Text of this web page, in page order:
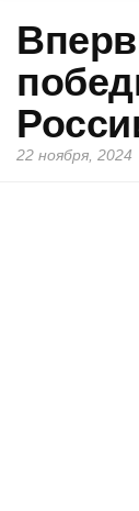
22 ноября, 2024